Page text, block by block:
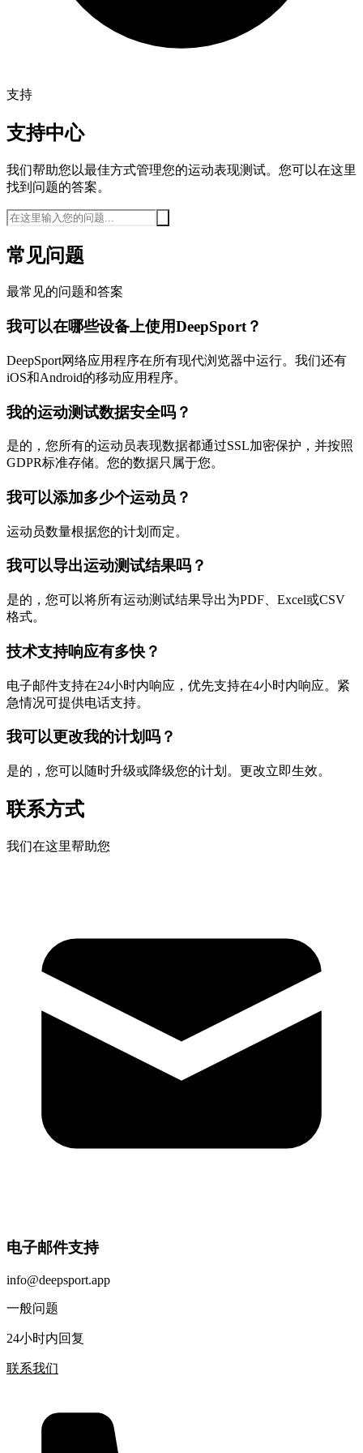
支持
支持中心
我们帮助您以最佳方式管理您的运动表现测试。您可以在这里
找到问题的答案。
常见问题
最常见的问题和答案
我可以在哪些设备上使用DeepSport？
DeepSport网络应用程序在所有现代浏览器中运行。我们还有
iOS和Android的移动应用程序。
我的运动测试数据安全吗？
是的，您所有的运动员表现数据都通过SSL加密保护，并按照
GDPR标准存储。您的数据只属于您。
我可以添加多少个运动员？
运动员数量根据您的计划而定。
我可以导出运动测试结果吗？
是的，您可以将所有运动测试结果导出为PDF、Excel或CSV
格式。
技术支持响应有多快？
电子邮件支持在24小时内响应，优先支持在4小时内响应。紧
急情况可提供电话支持。
我可以更改我的计划吗？
是的，您可以随时升级或降级您的计划。更改立即生效。
联系方式
我们在这里帮助您
电子邮件支持
info@deepsport.app
一般问题
24小时内回复
联系我们